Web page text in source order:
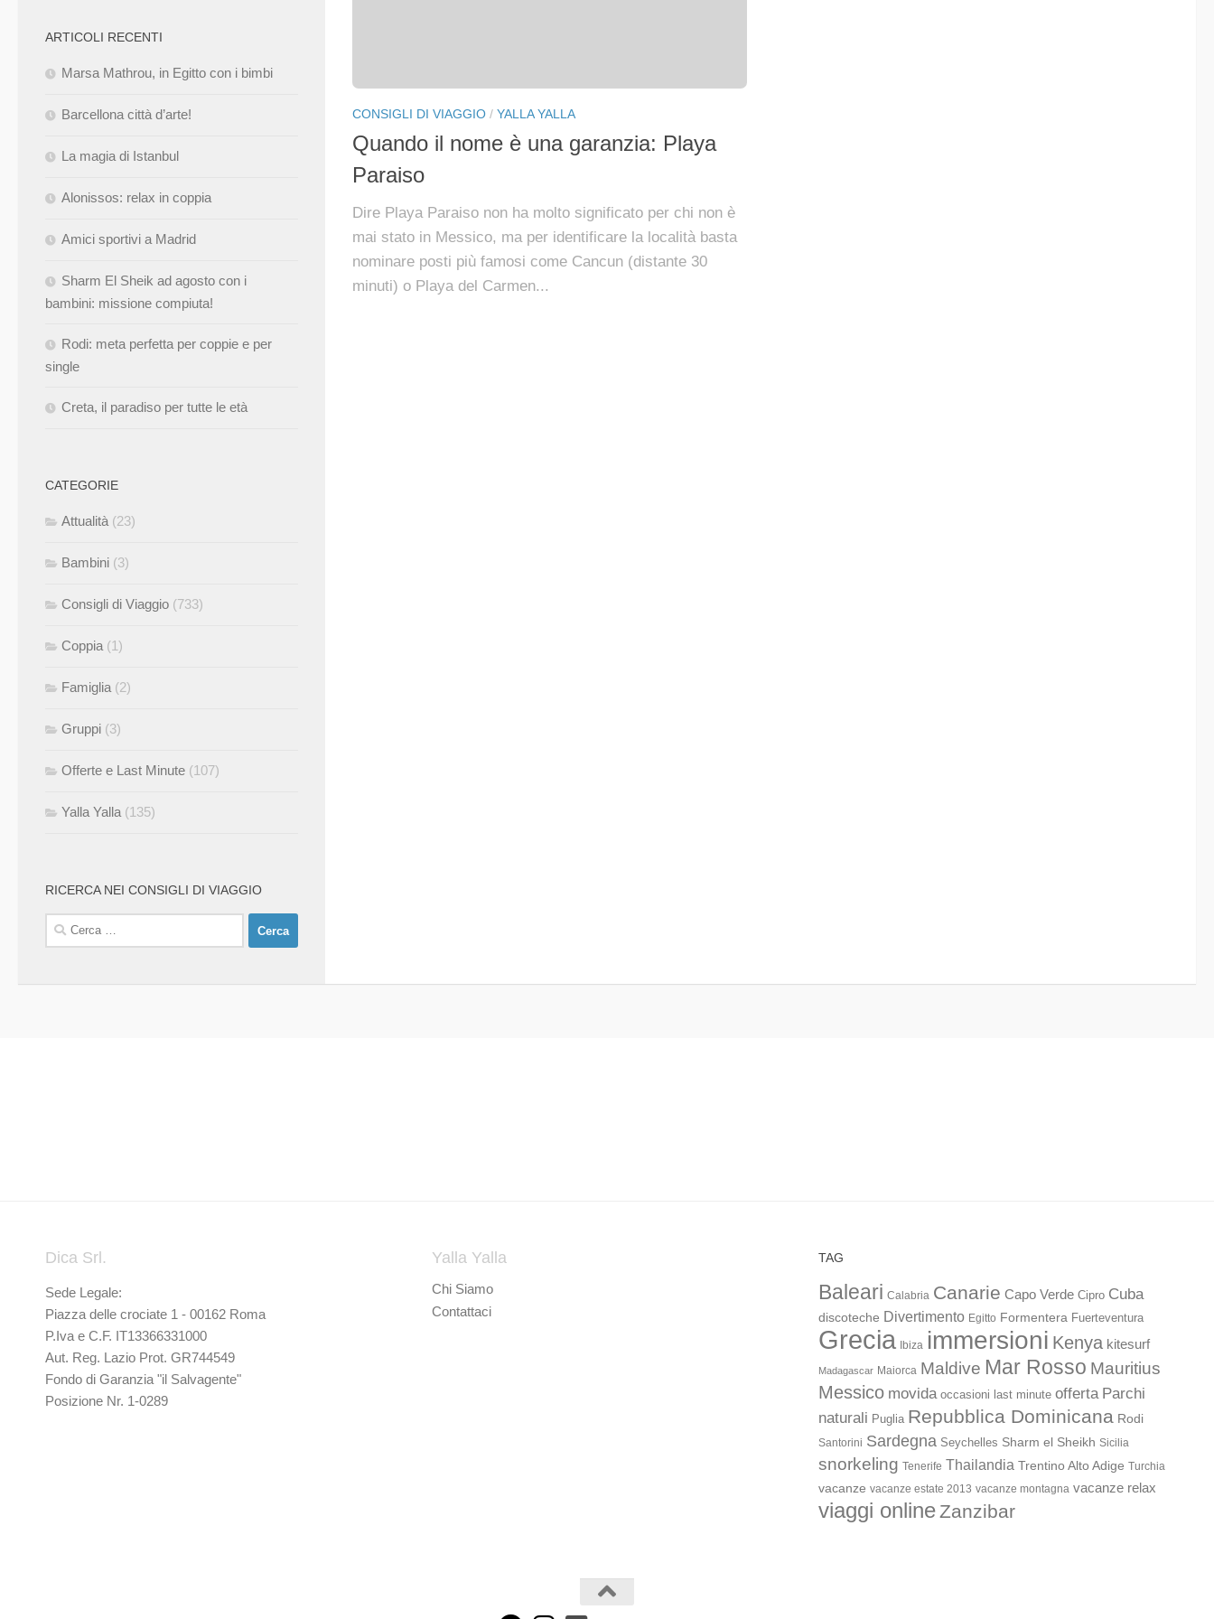
CONSIGLI DI VIAGGIO / YALLA YALLA
Quando il nome è una garanzia: Playa
Paraiso
Dire Playa Paraiso non ha molto significato per chi non è
mai stato in Messico, ma per identificare la località basta
nominare posti più famosi come Cancun (distante 30
minuti) o Playa del Carmen...
ARTICOLI RECENTI
Marsa Mathrou, in Egitto con i bimbi
Barcellona città d’arte!
La magia di Istanbul
Alonissos: relax in coppia
Amici sportivi a Madrid
Sharm El Sheik ad agosto con i
bambini: missione compiuta!
Rodi: meta perfetta per coppie e per
single
Creta, il paradiso per tutte le età
CATEGORIE
Attualità (23)
Bambini (3)
Consigli di Viaggio (733)
Coppia (1)
Famiglia (2)
Gruppi (3)
Offerte e Last Minute (107)
Yalla Yalla (135)
RICERCA NEI CONSIGLI DI VIAGGIO
Ricerca
per:
Dica Srl.
Sede Legale:
Piazza delle crociate 1 - 00162 Roma
P.Iva e C.F. IT13366331000
Aut. Reg. Lazio Prot. GR744549
Fondo di Garanzia "il Salvagente"
Posizione Nr. 1-0289
Yalla Yalla
Chi Siamo
Contattaci
TAG
Baleari Calabria Canarie Capo Verde Cipro Cuba
discoteche Divertimento Egitto Formentera Fuerteventura
Grecia Ibiza immersioni Kenya kitesurf
Madagascar Maiorca Maldive Mar Rosso Mauritius
Messico movida occasioni last minute offerta Parchi
naturali Puglia Repubblica Dominicana Rodi
Santorini Sardegna Seychelles Sharm el Sheikh Sicilia
snorkeling Tenerife Thailandia Trentino Alto Adige Turchia
vacanze vacanze estate 2013 vacanze montagna vacanze relax
viaggi onlineZanzibar